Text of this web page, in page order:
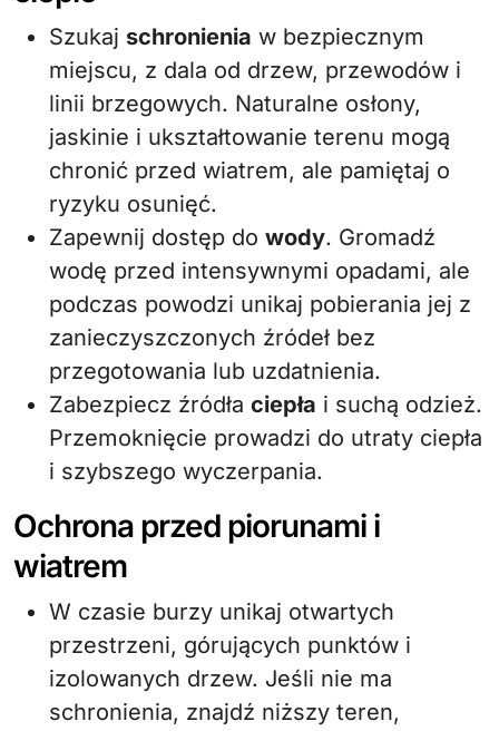
Szukaj schronienia w bezpiecznym
miejscu, z dala od drzew, przewodów i
linii brzegowych. Naturalne osłony,
jaskinie i ukształtowanie terenu mogą
chronić przed wiatrem, ale pamiętaj o
ryzyku osunięć.
Zapewnij dostęp do wody. Gromadź
wodę przed intensywnymi opadami, ale
podczas powodzi unikaj pobierania jej z
zanieczyszczonych źródeł bez
przegotowania lub uzdatnienia.
Zabezpiecz źródła ciepła i suchą odzież.
Przemoknięcie prowadzi do utraty ciepła
i szybszego wyczerpania.
Ochrona przed piorunami i
wiatrem
W czasie burzy unikaj otwartych
przestrzeni, górujących punktów i
izolowanych drzew. Jeśli nie ma
schronienia, znajdź niższy teren,